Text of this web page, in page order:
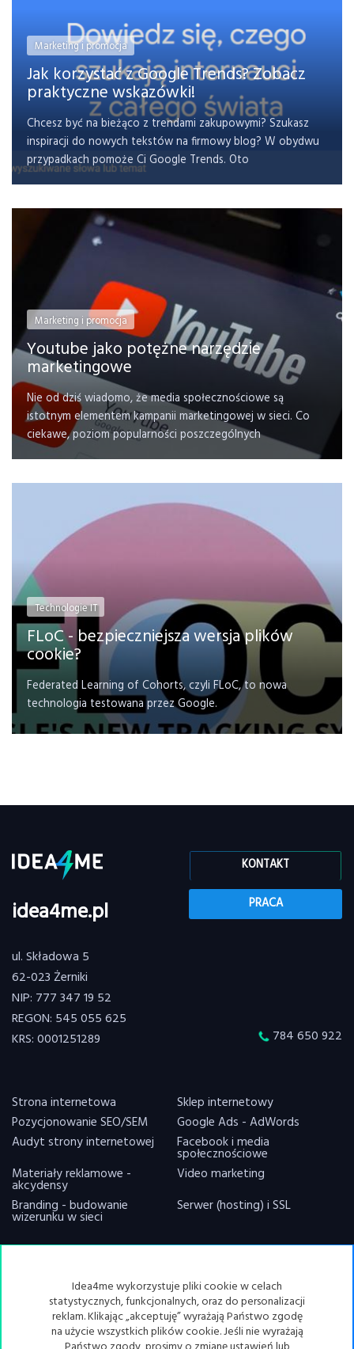
Marketing i promocja
Jak korzystać z Google Trends? Zobacz
praktyczne wskazówki!
Chcesz być na bieżąco z trendami zakupowymi? Szukasz
inspiracji do nowych tekstów na firmowy blog? W obydwu
przypadkach pomoże Ci Google Trends. Oto
Marketing i promocja
Youtube jako potężne narzędzie
marketingowe
Nie od dziś wiadomo, że media społecznościowe są
istotnym elementem kampanii marketingowej w sieci. Co
ciekawe, poziom popularności poszczególnych
Technologie IT
FLoC - bezpieczniejsza wersja plików
cookie?
Federated Learning of Cohorts, czyli FLoC, to nowa
technologia testowana przez Google.
idea4me.pl
ul. Składowa 5
62-023 Żerniki
NIP: 777 347 19 52
REGON: 545 055 625
KRS: 0001251289
KONTAKT
PRACA
784 650 922
Strona internetowa
Sklep internetowy
Pozycjonowanie SEO/SEM
Google Ads - AdWords
Audyt strony internetowej
Facebook i media
społecznościowe
Materiały reklamowe -
akcydensy
Video marketing
Branding - budowanie
wizerunku w sieci
Serwer (hosting) i SSL
© 2020idea4me.pl- Wszelkie prawa zastrzeżone.
Idea4me wykorzystuje pliki cookie w celach
statystycznych, funkcjonalnych, oraz do personalizacji
reklam. Klikając „akceptuję” wyrażają Państwo zgodę
na użycie wszystkich plików cookie. Jeśli nie wyrażają